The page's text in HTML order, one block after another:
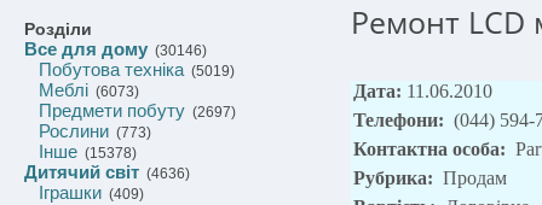
Розділи
Все для дому (30146)
Побутова техніка(5019)
Меблі (6073)
Предмети побуту (2697)
Рослини (773)
Інше (15378)
Дитячий світ (4636)
Іграшки (409)
Ремонт LCD
Дата: 11.06.2010
Телефони: (044) 594-
Контактна особа:
Рубрика: Продам